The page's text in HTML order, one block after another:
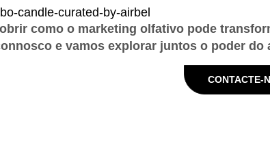
como o marketing olfativo pode
e vamos explorar juntos o poder do
CONTACTE-